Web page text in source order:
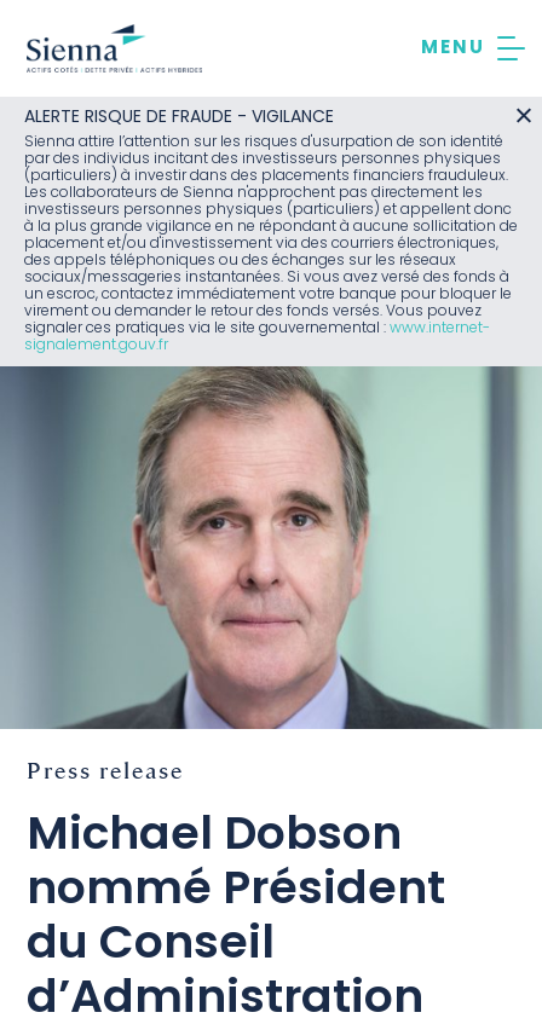
contenu
ALERTE RISQUE DE FRAUDE - VIGILANCE
Sienna attire l’attention sur les risques d'usurpation de son identité
par des individus incitant des investisseurs personnes physiques
(particuliers) à investir dans des placements financiers frauduleux.
Les collaborateurs de Sienna n'approchent pas directement les
investisseurs personnes physiques (particuliers) et appellent donc
à la plus grande vigilance en ne répondant à aucune sollicitation de
placement et/ou d'investissement via des courriers électroniques,
des appels téléphoniques ou des échanges sur les réseaux
sociaux/messageries instantanées. Si vous avez versé des fonds à
un escroc, contactez immédiatement votre banque pour bloquer le
virement ou demander le retour des fonds versés. Vous pouvez
signaler ces pratiques via le site gouvernemental : www.internet-
signalement.gouv.fr
Press release
Michael Dobson
nommé Président
du Conseil
d’Administration